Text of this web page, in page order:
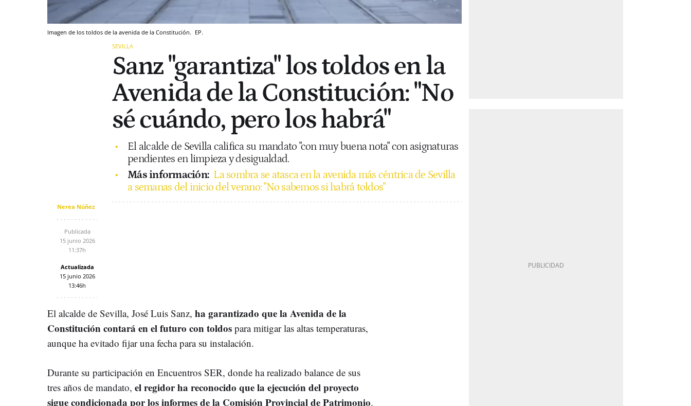
Imagen de los toldos de la avenida de la Constitución. EP.
SEVILLA
Sanz "garantiza" los toldos en la
Avenida de la Constitución: "No
sé cuándo, pero los habrá"
El alcalde de Sevilla califica su mandato "con muy buena nota" con asignaturas
pendientes en limpieza y desigualdad.
Más información: La sombra se atasca en la avenida más céntrica de Sevilla
a semanas del inicio del verano: "No sabemos si habrá toldos"
Nerea Núñez
Publicada
15 junio 2026
11:37h
Actualizada
15 junio 2026
13:46h
El alcalde de Sevilla, José Luis Sanz, ha garantizado que la Avenida de la
Constitución contará en el futuro con toldos para mitigar las altas temperaturas,
aunque ha evitado fijar una fecha para su instalación.
Durante su participación en Encuentros SER, donde ha realizado balance de sus
tres años de mandato, el regidor ha reconocido que la ejecución del proyecto
sigue condicionada por los informes de la Comisión Provincial de Patrimonio.